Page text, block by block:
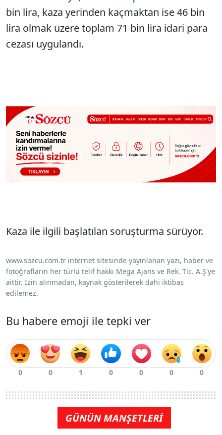
bin lira, kaza yerinden kaçmaktan ise 46 bin
lira olmak üzere toplam 71 bin lira idari para
cezası uygulandı.
Kaza ile ilgili başlatılan soruşturma sürüyor.
www.sozcu.com.tr internet sitesinde yayınlanan yazı, haber ve
fotoğrafların her türlü telif hakkı Mega Ajans ve Rek. Tic. A.Ş'ye
aittir. İzin alınmadan, kaynak gösterilerek dahi iktibas
edilemez.
Bu habere emoji ile tepki ver
GÜNÜN MANŞETLERİ